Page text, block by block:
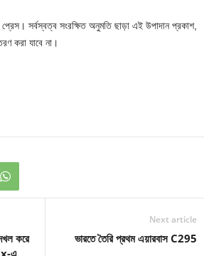
সর্বস্বত্ব সংরক্ষিত অনুমতি ছাড়া এই উপাদান প্রকাশ,
করা যাবে না।
করে
এ
Next article
ভারতে তৈরি প্রথম এয়ারবাস C295